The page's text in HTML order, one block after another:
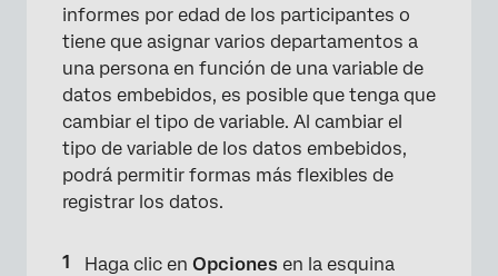
informes por edad de los participantes o
tiene que asignar varios departamentos a
una persona en función de una variable de
datos embebidos, es posible que tenga que
cambiar el tipo de variable. Al cambiar el
tipo de variable de los datos embebidos,
podrá permitir formas más flexibles de
registrar los datos.
Haga clic en Opciones en la esquina